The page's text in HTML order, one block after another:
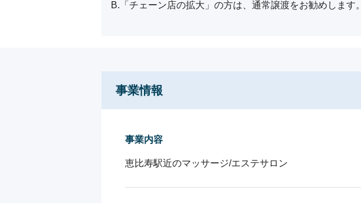
B.「チェーン店の拡大」の方は、通常譲渡をお勧めします。
事業情報
事業内容
恵比寿駅近のマッサージ/エステサロン